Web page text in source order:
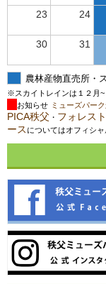
23 24
30 31
農林産物直売所・
※スカイトレインは１２月~
お知らせ ミューズパー
PICA秩父 ・ フォレス
ース についてはオフィシャ